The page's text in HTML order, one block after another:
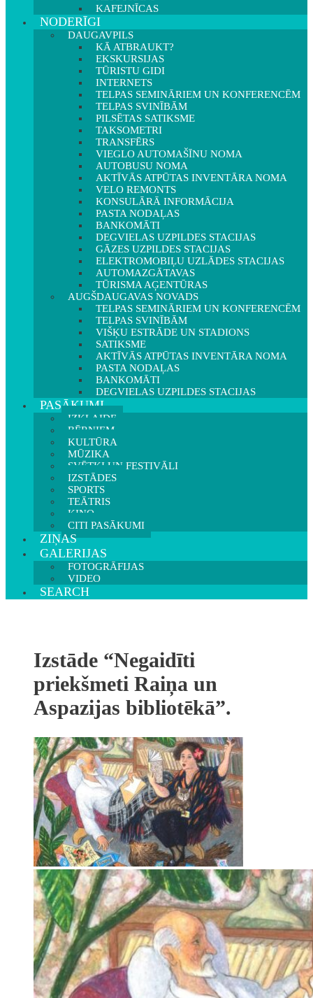
KAFEJNĪCAS
NODERĪGI
DAUGAVPILS
KĀ ATBRAUKT?
EKSKURSIJAS
TŪRISTU GIDI
INTERNETS
TELPAS SEMINĀRIEM UN KONFERENCĒM
TELPAS SVINĪBĀM
PILSĒTAS SATIKSME
TAKSOMETRI
TRANSFĒRS
VIEGLO AUTOMAŠĪNU NOMA
AUTOBUSU NOMA
AKTĪVĀS ATPŪTAS INVENTĀRA NOMA
VELO REMONTS
KONSULĀRĀ INFORMĀCIJA
PASTA NODAĻAS
BANKOMĀTI
DEGVIELAS UZPILDES STACIJAS
GĀZES UZPILDES STACIJAS
ELEKTROMOBIĻU UZLĀDES STACIJAS
AUTOMAZGĀTAVAS
TŪRISMA AĢENTŪRAS
AUGŠDAUGAVAS NOVADS
TELPAS SEMINĀRIEM UN KONFERENCĒM
TELPAS SVINĪBĀM
VIŠĶU ESTRĀDE UN STADIONS
SATIKSME
AKTĪVĀS ATPŪTAS INVENTĀRA NOMA
PASTA NODAĻAS
BANKOMĀTI
DEGVIELAS UZPILDES STACIJAS
PASĀKUMI
IZKLAIDE
BĒRNIEM
KULTŪRA
MŪZIKA
SVĒTKI UN FESTIVĀLI
IZSTĀDES
SPORTS
TEĀTRIS
KINO
CITI PASĀKUMI
ZIŅAS
GALERIJAS
FOTOGRĀFIJAS
VIDEO
SEARCH
Izstāde “Negaidīti
priekšmeti Raiņa un
Aspazijas bibliotēkā”.